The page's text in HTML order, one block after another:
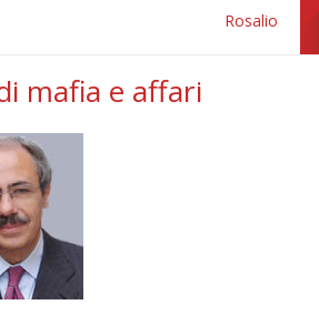
Rosalio
mafia e affari